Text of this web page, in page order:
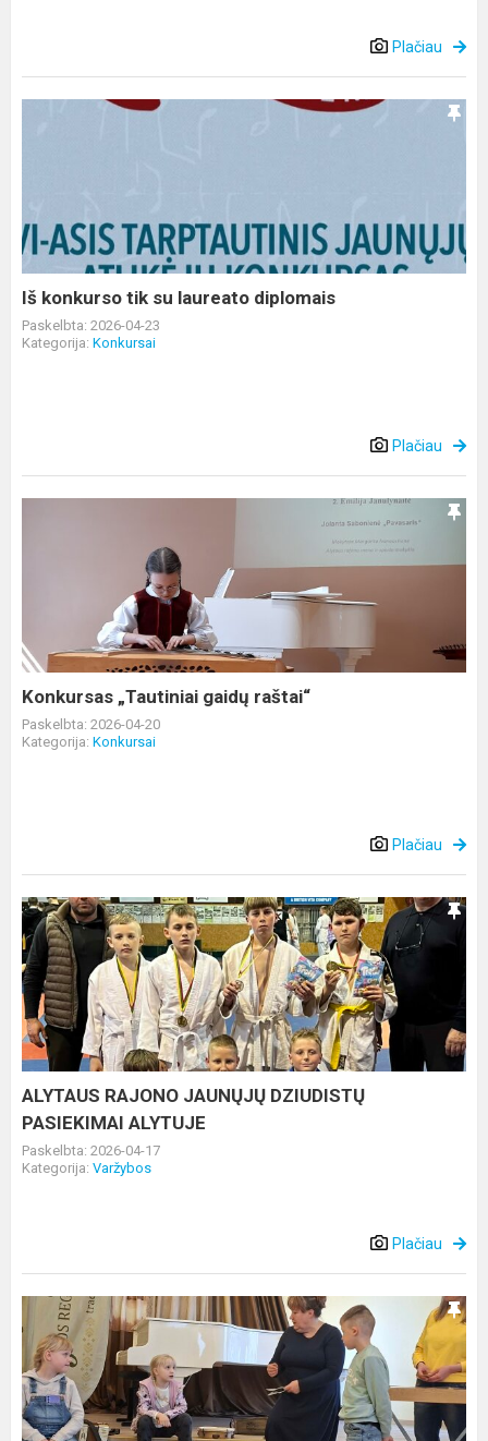
Plačiau
diplomais
Iš konkurso tik su laureato diplomais
Paskelbta: 2026-04-23
Kategorija: Konkursai
Plačiau
Konkursas „Tautiniai gaidų raštai“
Paskelbta: 2026-04-20
Kategorija: Konkursai
Plačiau
ALYTAUS
RAJONO
JAUNŲJŲ
DZIUDISTŲ
PASIEKIMAI
ALYTUJE
ALYTAUS RAJONO JAUNŲJŲ DZIUDISTŲ
PASIEKIMAI ALYTUJE
Paskelbta: 2026-04-17
Kategorija: Varžybos
Plačiau
Liaudies
instrumentų
edukacija